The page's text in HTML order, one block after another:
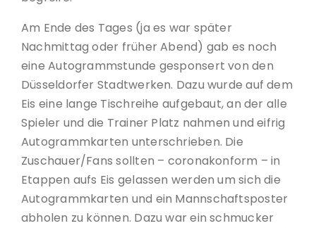
Am Ende des Tages (ja es war später
Nachmittag oder früher Abend) gab es noch
eine Autogrammstunde gesponsert von den
Düsseldorfer Stadtwerken. Dazu wurde auf dem
Eis eine lange Tischreihe aufgebaut, an der alle
Spieler und die Trainer Platz nahmen und eifrig
Autogrammkarten unterschrieben. Die
Zuschauer/Fans sollten – coronakonform – in
Etappen aufs Eis gelassen werden um sich die
Autogrammkarten und ein Mannschaftsposter
abholen zu können. Dazu war ein schmucker